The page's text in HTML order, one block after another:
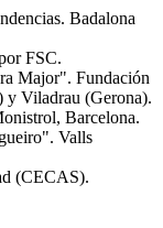
Badalona
FSC.
Major". Fundación
y Viladrau (Gerona).
Barcelona.
Valls
(CECAS).